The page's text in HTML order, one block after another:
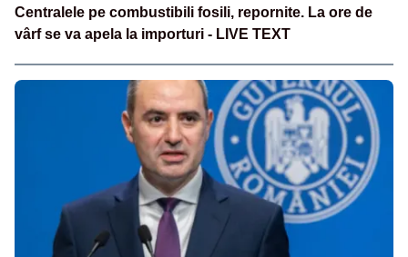
Centralele pe combustibili fosili, repornite. La ore de
vârf se va apela la importuri - LIVE TEXT